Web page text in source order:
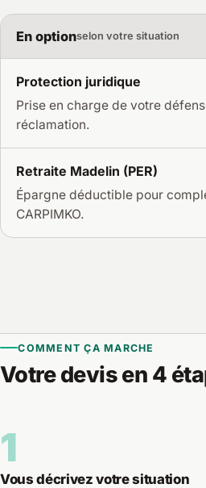
En optionselon votre situation
Protection juridique
Prise en charge de votre
réclamation.
Retraite Madelin (PER)
Épargne déductible pour
CARPIMKO.
COMMENT ÇA MARCHE
Votre devis en 4
1
Vous décrivez votre situation